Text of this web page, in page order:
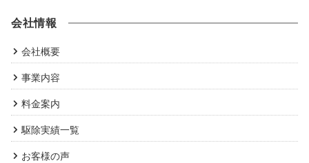
会社情報
会社概要
事業内容
料金案内
駆除実績一覧
お客様の声